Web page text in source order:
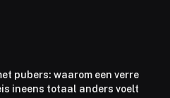
pubers: waarom een verre
ineens totaal anders voelt